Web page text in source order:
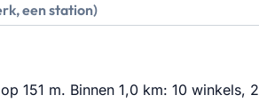
151 m. Binnen 1,0 km: 10 winkels,